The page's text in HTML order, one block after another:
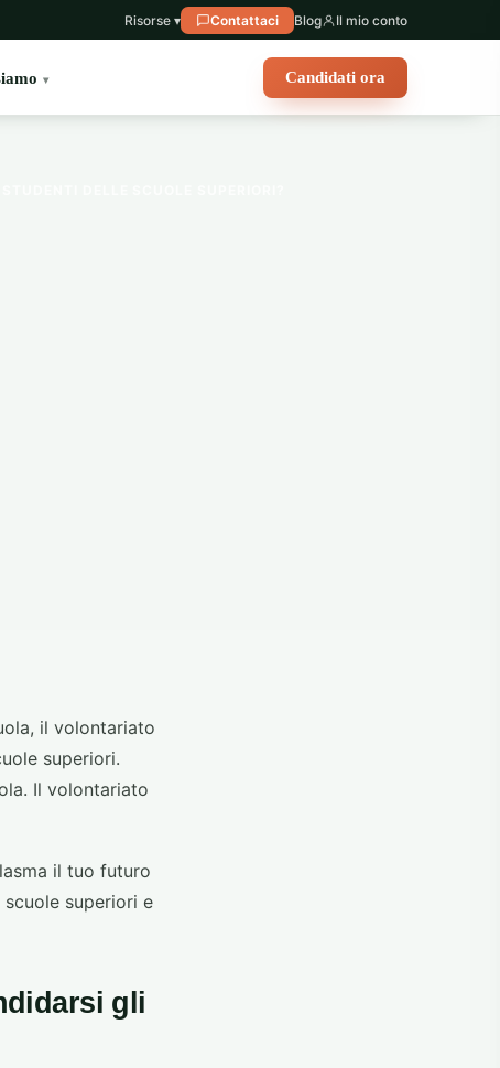
Risorse ▾ Contattaci Blog Il mio conto
Candidati ora
il volontariato
superiori.
Il volontariato
il tuo futuro
superiori e
gli